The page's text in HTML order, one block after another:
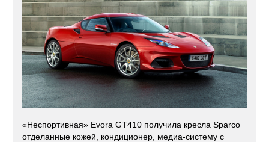
«Неспортивная» Evora GT410 получила кресла Sparco
отделанные кожей, кондиционер, медиа-систему с